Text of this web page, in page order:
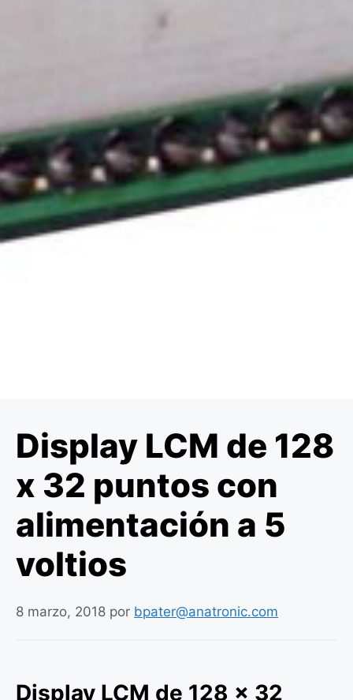
Display LCM de 128
x 32 puntos con
alimentación a 5
voltios
8 marzo, 2018 por bpater@anatronic.com
Display LCM de 128 x 32